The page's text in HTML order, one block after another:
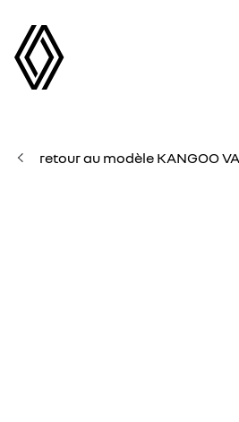
retour au modèle KANGOO